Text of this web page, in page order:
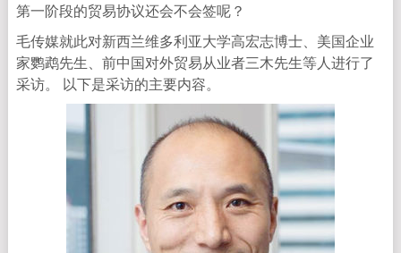
第一阶段的贸易协议还会不会签呢？
毛传媒就此对新西兰维多利亚大学高宏志博士、美国企业
家鹦鹉先生、前中国对外贸易从业者三木先生等人进行了
采访。 以下是采访的主要内容。